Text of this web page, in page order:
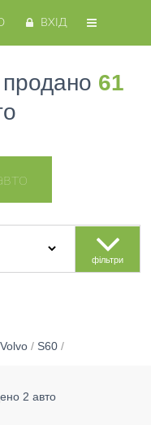
ВХІД
61
фільтри
Volvo / S60 /
2 авто